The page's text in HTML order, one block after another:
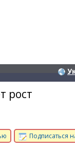
рост
Подписаться